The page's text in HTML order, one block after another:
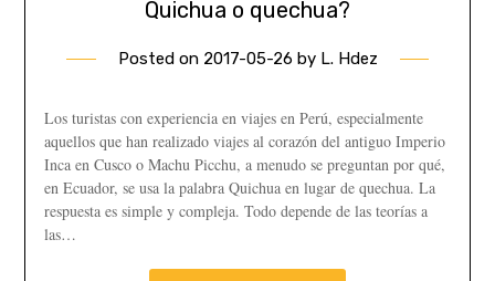
Quichua o quechua?
Posted on 2017-05-26 by L. Hdez
Los turistas con experiencia en viajes en Perú, especialmente
aquellos que han realizado viajes al corazón del antiguo Imperio
Inca en Cusco o Machu Picchu, a menudo se preguntan por qué,
en Ecuador, se usa la palabra Quichua en lugar de quechua. La
respuesta es simple y compleja. Todo depende de las teorías a
las…